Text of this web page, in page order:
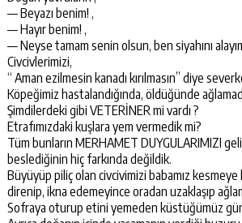
— Beyazı benim! ,
— Hayır benim! ,
— Neyse tamam senin olsun, ben siyahını
Civcivlerimizi,
“ Aman ezilmesin kanadı kırılmasın” diye
Köpeğimiz hastalandığında, öldüğünde
Şimdilerdeki gibi VETERİNER mi vardı ?
Etrafımızdaki kuşlara yem vermedik mi?
Tüm bunların MERHAMET DUYGULARIMIZI
beslediğinin hiç farkında değildik.
Büyüyüp piliç olan civcivimizi babamız
direnip, ikna edemeyince oradan uzaklaşıp
Sofraya oturup etini yemeden küstüğümüz